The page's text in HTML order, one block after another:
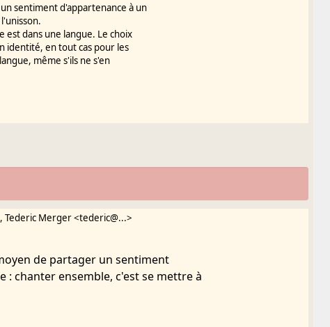
sentiment d'appartenance à un
est dans une langue. Le choix
identité, en tout cas pour les
même s'ils ne s'en
, Tederic Merger <tederic@...>
de partager un sentiment
: chanter ensemble, c'est se mettre à